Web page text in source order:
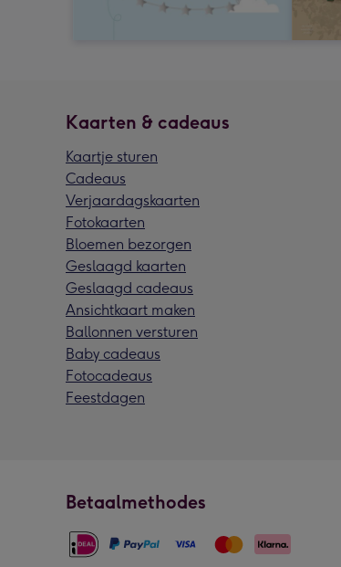
Kaarten & cadeaus
Kaartje sturen
Cadeaus
Verjaardagskaarten
Fotokaarten
Bloemen bezorgen
Geslaagd kaarten
Geslaagd cadeaus
Ansichtkaart maken
Ballonnen versturen
Baby cadeaus
Fotocadeaus
Feestdagen
Betaalmethodes